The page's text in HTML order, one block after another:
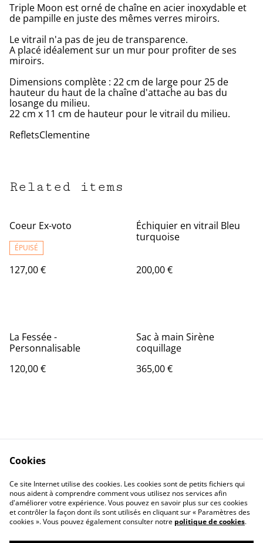
Triple Moon est orné de chaîne en acier inoxydable et
de pampille en juste des mêmes verres miroirs.
Le vitrail n'a pas de jeu de transparence.
A placé idéalement sur un mur pour profiter de ses
miroirs.
Dimensions complète : 22 cm de large pour 25 de
hauteur du haut de la chaîne d'attache au bas du
losange du milieu.
22 cm x 11 cm de hauteur pour le vitrail du milieu.
RefletsClementine
Related items
Coeur Ex-voto
ÉPUISÉ
127,00 €
Échiquier en vitrail Bleu
turquoise
200,00 €
La Fessée -
Personnalisable
120,00 €
Sac à main Sirène
coquillage
365,00 €
Contact Us
Legal Terms
Privacy Policy
Cookie Policy
Cookies
Ce site Internet utilise des cookies. Les cookies sont de petits fichiers qui
nous aident à comprendre comment vous utilisez nos services afin
d'améliorer votre expérience. Vous pouvez en savoir plus sur ces cookies
et contrôler la façon dont ils sont utilisés en cliquant sur « Paramètres des
cookies ». Vous pouvez également consulter notre politique de cookies.